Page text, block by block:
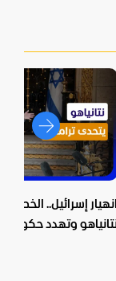
انهيار إسرائيل.. الخطة
وتهدد